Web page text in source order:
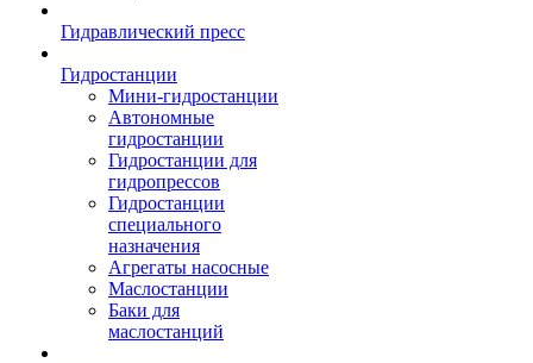
Гидравлический пресс
Гидростанции
Мини-гидростанции
Автономные
гидростанции
Гидростанции для
гидропрессов
Гидростанции
специального
назначения
Агрегаты насосные
Маслостанции
Баки для
маслостанций